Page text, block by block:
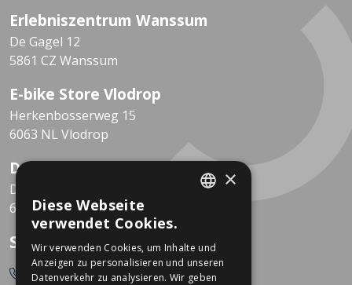
Erlebniszentrum Wanssum
De Gagel 12
5861 CZ Wanssum
E-bike Store Vlodrop
Herkenbosserweg 15
6063 NL Vlodrop
Dekkers Valkenburg
De Leeuwhof 7
6301 KZ Valkenburg
So erreichen Sie uns
0478-532166
×
Diese Webseite
verwendet Cookies.
Wir verwenden Cookies, um Inhalte und
Anzeigen zu personalisieren und unseren
Datenverkehr zu analysieren. Wir geben